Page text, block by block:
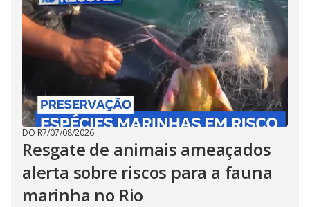
DO R7/07/08/2026
Resgate de animais ameaçados
alerta sobre riscos para a fauna
marinha no Rio